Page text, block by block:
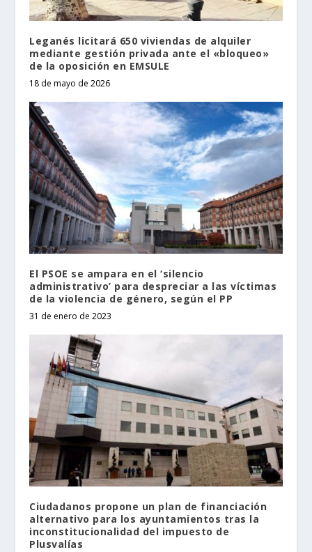
Leganés licitará 650 viviendas de alquiler
mediante gestión privada ante el «bloqueo»
de la oposición en EMSULE
18 de mayo de 2026
El PSOE se ampara en el ‘silencio
administrativo’ para despreciar a las víctimas
de la violencia de género, según el PP
31 de enero de 2023
Ciudadanos propone un plan de financiación
alternativo para los ayuntamientos tras la
inconstitucionalidad del impuesto de
Plusvalías